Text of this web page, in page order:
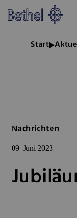
Zum Hauptinhalt
Zur Fußzeile springen
Bethel -
Start
Nachrichten
09 Juni 2023